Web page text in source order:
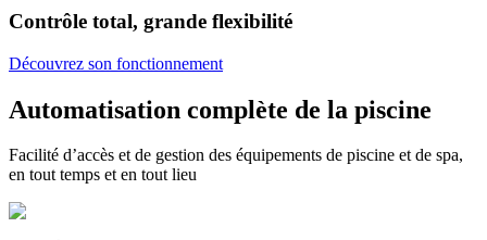
Contrôle total, grande flexibilité
Découvrez son fonctionnement
Automatisation complète de la piscine
Facilité d’accès et de gestion des équipements de piscine et de spa,
en tout temps et en tout lieu